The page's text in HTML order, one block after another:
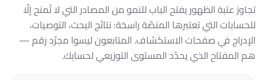
تجاوز عتبة الظهور يفتح الباب للنمو من المصادر التي لا تُمنح إلّا
للحسابات التي تعتبرها المنصّة راسخة: نتائج البحث، التوصيات،
الإدراج في صفحات الاستكشاف. المتابعون ليسوا مجرّد رقم —
هم المفتاح الذي يحدّد المستوى التوزيعي لحسابك.